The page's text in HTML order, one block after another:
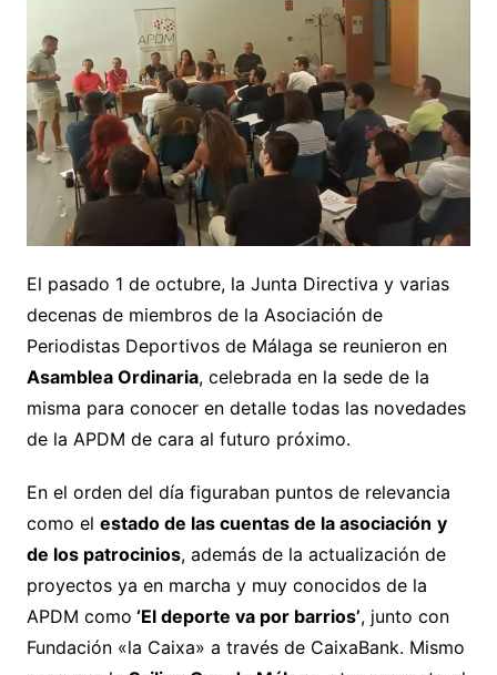
El pasado 1 de octubre, la Junta Directiva y varias
decenas de miembros de la Asociación de
Periodistas Deportivos de Málaga se reunieron en
Asamblea Ordinaria, celebrada en la sede de la
misma para conocer en detalle todas las novedades
de la APDM de cara al futuro próximo.
En el orden del día figuraban puntos de relevancia
como el estado de las cuentas de la asociación y
de los patrocinios, además de la actualización de
proyectos ya en marcha y muy conocidos de la
APDM como ‘El deporte va por barrios’, junto con
Fundación «la Caixa» a través de CaixaBank. Mismo